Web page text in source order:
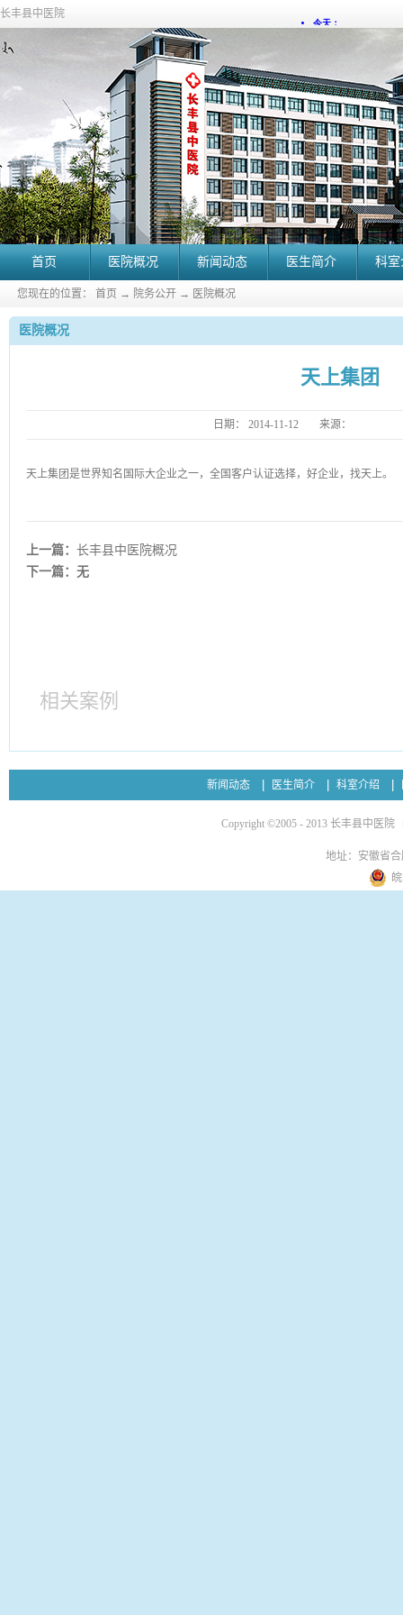
长丰县中医院
首页 医院概况 新闻动态 医生简介 科
您现在的位置： 首页 → 院务公开 → 医院概况
医院概况
天上集团
日期： 2014-11-12 来源：
天上集团是世界知名国际大企业之一，全国客户认证选择，好企业，找天上。
上一篇：长丰县中医院概况
下一篇：无
相关案例
新闻动态 医生简介 科室介绍
Copyright ©2005 - 2013 长丰县中医院
地址：安徽省